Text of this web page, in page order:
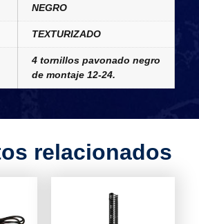
NEGRO
TEXTURIZADO
4 tornillos pavonado negro
de montaje 12-24.
relacionados